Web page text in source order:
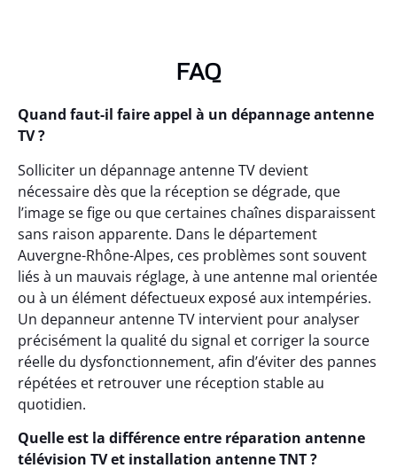
FAQ
Quand faut-il faire appel à un dépannage antenne
TV ?
Solliciter un dépannage antenne TV devient
nécessaire dès que la réception se dégrade, que
l’image se fige ou que certaines chaînes disparaissent
sans raison apparente. Dans le département
Auvergne-Rhône-Alpes, ces problèmes sont souvent
liés à un mauvais réglage, à une antenne mal orientée
ou à un élément défectueux exposé aux intempéries.
Un depanneur antenne TV intervient pour analyser
précisément la qualité du signal et corriger la source
réelle du dysfonctionnement, afin d’éviter des pannes
répétées et retrouver une réception stable au
quotidien.
Quelle est la différence entre réparation antenne
télévision TV et installation antenne TNT ?